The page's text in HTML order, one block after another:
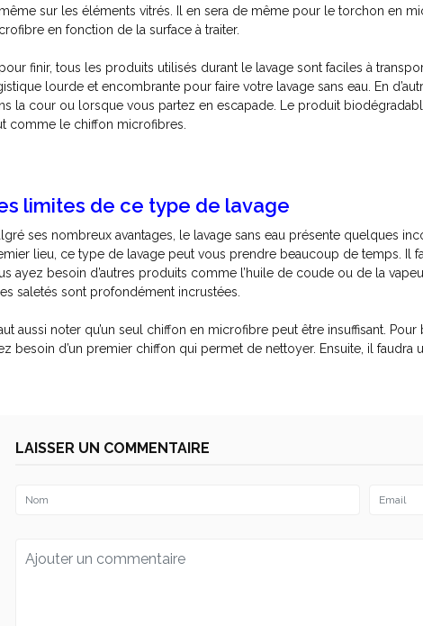
sur les éléments vitrés. Il en sera de même pour le torchon en
en fonction de la surface à traiter.
finir, tous les produits utilisés durant le lavage sont faciles à
lourde et encombrante pour faire votre lavage sans eau. En
la cour ou lorsque vous partez en escapade. Le produit
comme le chiffon microfibres.
limites de ce type de lavage
ses nombreux avantages, le lavage sans eau présente quelques
lieu, ce type de lavage peut vous prendre beaucoup de temps. Il
ayez besoin d’autres produits comme l’huile de coude ou de la
saletés sont profondément incrustées.
aussi noter qu’un seul chiffon en microfibre peut être insuffisant.
besoin d’un premier chiffon qui permet de nettoyer. Ensuite, il faudra
LAISSER UN COMMENTAIRE